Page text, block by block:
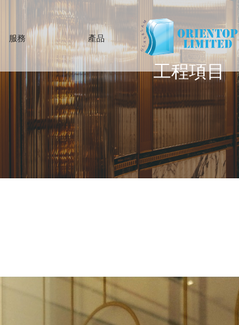
服務 產品
工程項目